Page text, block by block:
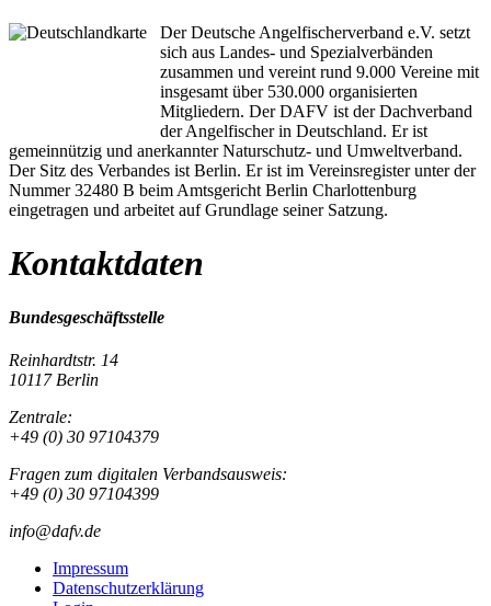
Der Deutsche Angelfischerverband e.V. setzt
sich aus Landes- und Spezialverbänden
zusammen und vereint rund 9.000 Vereine mit
insgesamt über 530.000 organisierten
Mitgliedern. Der DAFV ist der Dachverband
der Angelfischer in Deutschland. Er ist
gemeinnützig und anerkannter Naturschutz- und Umweltverband.
Der Sitz des Verbandes ist Berlin. Er ist im Vereinsregister unter der
Nummer 32480 B beim Amtsgericht Berlin Charlottenburg
eingetragen und arbeitet auf Grundlage seiner Satzung.
Kontaktdaten
Bundesgeschäftsstelle
Reinhardtstr. 14
10117 Berlin
Zentrale:
+49 (0) 30 97104379
Fragen zum digitalen Verbandsausweis:
+49 (0) 30 97104399
info@dafv.de
Impressum
Datenschutzerklärung